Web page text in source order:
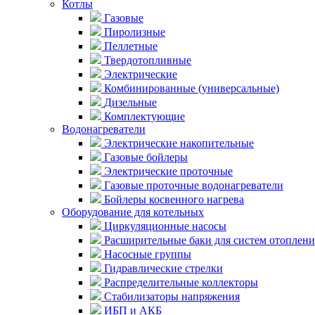
Котлы
Газовые
Пиролизные
Пеллетные
Твердотопливные
Электрические
Комбинированные (универсальные)
Дизельные
Комплектующие
Водонагреватели
Электрические накопительные
Газовые бойлеры
Электрические проточные
Газовые проточные водонагреватели
Бойлеры косвенного нагрева
Оборудование для котельных
Циркуляционные насосы
Расширительные баки для систем
Насосные группы
Гидравлические стрелки
Распределительные коллекторы
Стабилизаторы напряжения
ИБП и АКБ